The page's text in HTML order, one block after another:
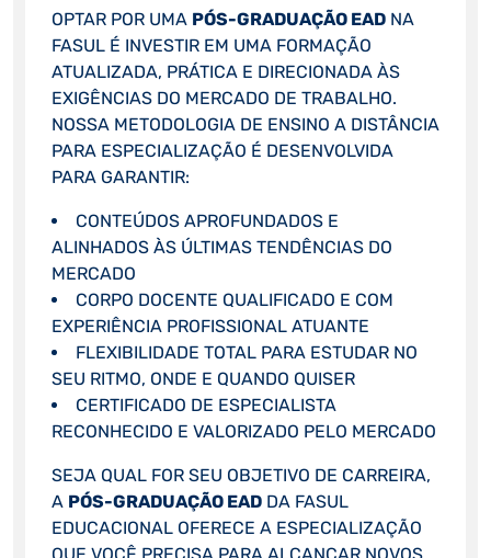
OPTAR POR UMA PÓS-GRADUAÇÃO EADNA
FASUL É INVESTIR EM UMA FORMAÇÃO
ATUALIZADA, PRÁTICA E DIRECIONADA ÀS
EXIGÊNCIAS DO MERCADO DE TRABALHO.
NOSSA METODOLOGIA DE ENSINO A DISTÂNCIA
PARA ESPECIALIZAÇÃO É DESENVOLVIDA
PARA GARANTIR:
CONTEÚDOS APROFUNDADOS E
ALINHADOS ÀS ÚLTIMAS TENDÊNCIAS DO
MERCADO
CORPO DOCENTE QUALIFICADO E COM
EXPERIÊNCIA PROFISSIONAL ATUANTE
FLEXIBILIDADE TOTAL PARA ESTUDAR NO
SEU RITMO, ONDE E QUANDO QUISER
CERTIFICADO DE ESPECIALISTA
RECONHECIDO E VALORIZADO PELO MERCADO
SEJA QUAL FOR SEU OBJETIVO DE CARREIRA,
A PÓS-GRADUAÇÃO EADDA FASUL
EDUCACIONAL OFERECE A ESPECIALIZAÇÃO